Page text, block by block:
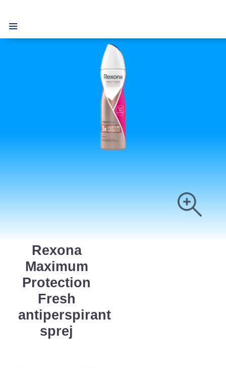
Rexona
Maximum
Protection
Fresh
antiperspirant
sprej